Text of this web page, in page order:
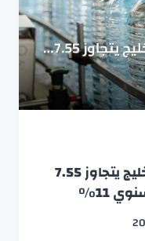
سوق المياه المعبأة في الخليج يتجاوز 7.55